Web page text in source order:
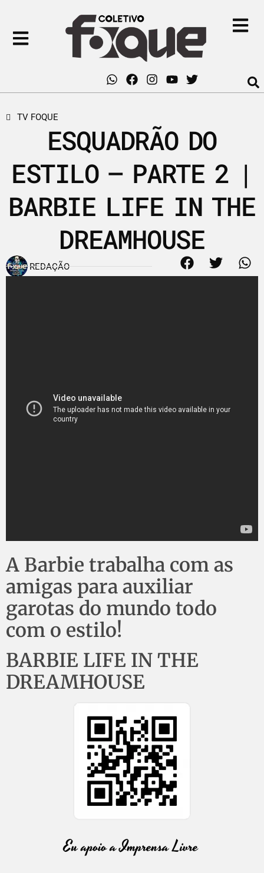
TV FOQUE
ESQUADRÃO DO
ESTILO – PARTE 2 |
BARBIE LIFE IN THE
DREAMHOUSE
REDAÇÃO
A Barbie trabalha com as
amigas para auxiliar
garotas do mundo todo
com o estilo!
BARBIE LIFE IN THE
DREAMHOUSE